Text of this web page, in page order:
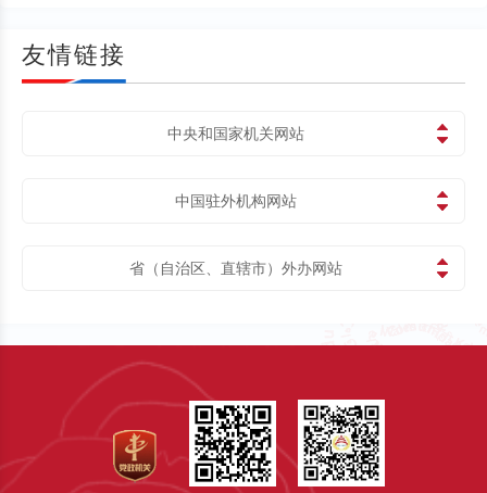
友情链接
中央和国家机关网站
中国驻外机构网站
省（自治区、直辖市）外办网站